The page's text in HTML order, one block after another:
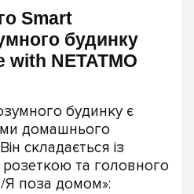
Smart
будинку
with NETATMO
будинку є
домашнього
складається із
та головного
поза домом»: